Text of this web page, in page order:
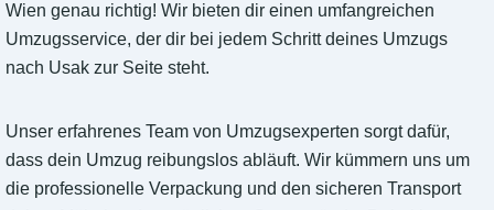
Wien genau richtig! Wir bieten dir einen umfangreichen
Umzugsservice, der dir bei jedem Schritt deines Umzugs
nach Usak zur Seite steht.
Unser erfahrenes Team von Umzugsexperten sorgt dafür,
dass dein Umzug reibungslos abläuft. Wir kümmern uns um
die professionelle Verpackung und den sicheren Transport